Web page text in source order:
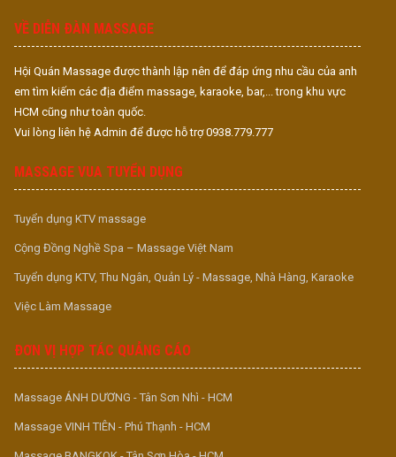
VỀ DIỄN ĐÀN MASSAGE
Hội Quán Massage được thành lập nên để đáp ứng nhu cầu của anh
em tìm kiếm các địa điểm massage, karaoke, bar,... trong khu vực
HCM cũng như toàn quốc.
Vui lòng liên hệ Admin để được hỗ trợ 0938.779.777
MASSAGE VUA TUYỂN DỤNG
Tuyển dụng KTV massage
Cộng Đồng Nghề Spa – Massage Việt Nam
Tuyển dụng KTV, Thu Ngân, Quản Lý - Massage, Nhà Hàng, Karaoke
Việc Làm Massage
ĐƠN VỊ HỢP TÁC QUẢNG CÁO
Massage ÁNH DƯƠNG - Tân Sơn Nhì - HCM
Massage VINH TIÊN - Phú Thạnh - HCM